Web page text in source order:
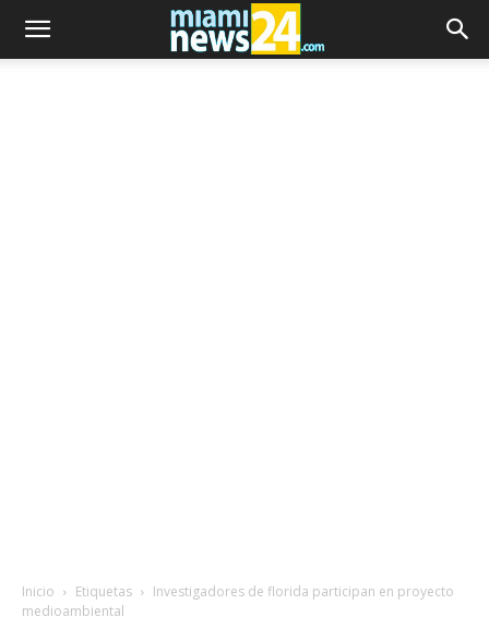
Inicio Etiquetas
Investigadores de florida participan en proyecto
medioambiental